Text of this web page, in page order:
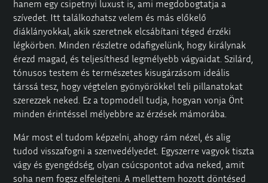
hanem egy csipetnyi luxust is, ami megdobogtatja a
szívedet. Itt találkozhatsz velem és más előkelő
diáklányokkal, akik szeretnek elcsábítani téged érzéki
légkörben. Minden részletre odafigyelünk, hogy királynak
érezd magad, és teljesíthesd legmélyebb vágyaidat. Szilárd,
tónusos testem és természetes kisugárzásom ideális
társsá tesz, hogy végtelen gyönyörökkel teli pillanatokat
szerezzek neked. Ez atopmodell tudja, hogyan vonja Önt
minden érintéssel mélyebbre az érzések mámorába.
Már most el tudom képzelni, ahogy rám nézel, és alig
tudod visszafogni a szenvedélyedet. Egyszerre vagyok tiszta
vágy és gyengédség, olyan csúcspontot adva neked, amit
soha nem fogsz elfelejteni. A mellettem hozott döntésed